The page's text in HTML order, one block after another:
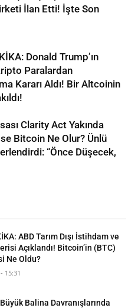
İlan Etti! İşte Son
Donald Trump’ın
Paralardan
Kararı Aldı! Bir Altcoinin
Clarity Act Yakında
Bitcoin Ne Olur? Ünlü
“Önce Düşecek,
ABD Tarım Dışı İstihdam ve
Açıklandı! Bitcoin’in (BTC)
Ne Oldu?
15:31
Balina Davranışlarında